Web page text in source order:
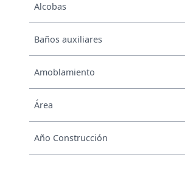
Alcobas
Baños auxiliares
Amoblamiento
Área
Año Construcción